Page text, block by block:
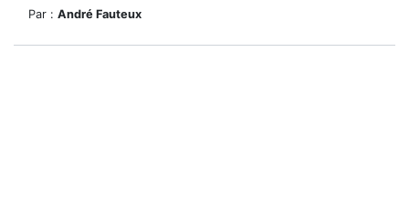
Par : André Fauteux